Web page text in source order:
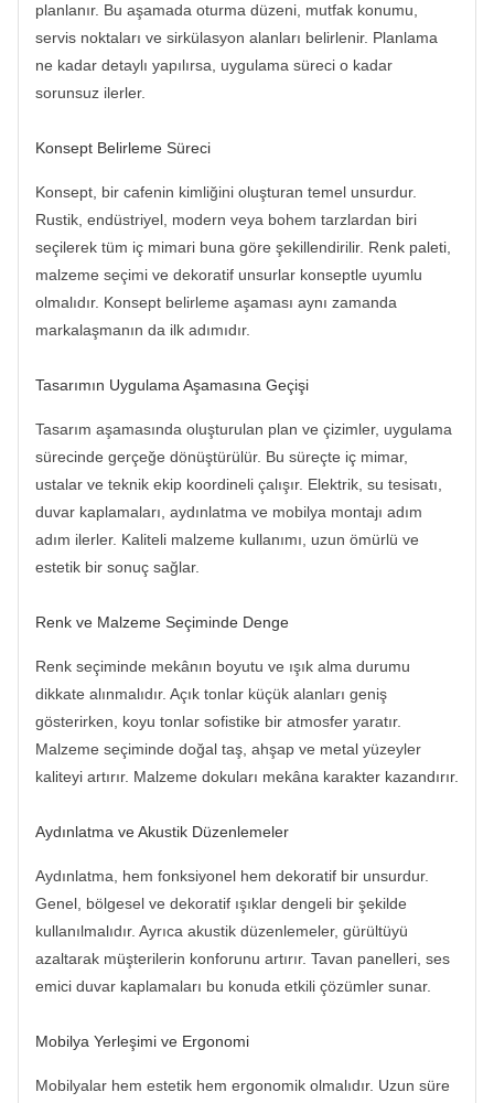
planlanır. Bu aşamada oturma düzeni, mutfak konumu,
servis noktaları ve sirkülasyon alanları belirlenir. Planlama
ne kadar detaylı yapılırsa, uygulama süreci o kadar
sorunsuz ilerler.
Konsept Belirleme Süreci
Konsept, bir cafenin kimliğini oluşturan temel unsurdur.
Rustik, endüstriyel, modern veya bohem tarzlardan biri
seçilerek tüm iç mimari buna göre şekillendirilir. Renk paleti,
malzeme seçimi ve dekoratif unsurlar konseptle uyumlu
olmalıdır. Konsept belirleme aşaması aynı zamanda
markalaşmanın da ilk adımıdır.
Tasarımın Uygulama Aşamasına Geçişi
Tasarım aşamasında oluşturulan plan ve çizimler, uygulama
sürecinde gerçeğe dönüştürülür. Bu süreçte iç mimar,
ustalar ve teknik ekip koordineli çalışır. Elektrik, su tesisatı,
duvar kaplamaları, aydınlatma ve mobilya montajı adım
adım ilerler. Kaliteli malzeme kullanımı, uzun ömürlü ve
estetik bir sonuç sağlar.
Renk ve Malzeme Seçiminde Denge
Renk seçiminde mekânın boyutu ve ışık alma durumu
dikkate alınmalıdır. Açık tonlar küçük alanları geniş
gösterirken, koyu tonlar sofistike bir atmosfer yaratır.
Malzeme seçiminde doğal taş, ahşap ve metal yüzeyler
kaliteyi artırır. Malzeme dokuları mekâna karakter kazandırır.
Aydınlatma ve Akustik Düzenlemeler
Aydınlatma, hem fonksiyonel hem dekoratif bir unsurdur.
Genel, bölgesel ve dekoratif ışıklar dengeli bir şekilde
kullanılmalıdır. Ayrıca akustik düzenlemeler, gürültüyü
azaltarak müşterilerin konforunu artırır. Tavan panelleri, ses
emici duvar kaplamaları bu konuda etkili çözümler sunar.
Mobilya Yerleşimi ve Ergonomi
Mobilyalar hem estetik hem ergonomik olmalıdır. Uzun süre